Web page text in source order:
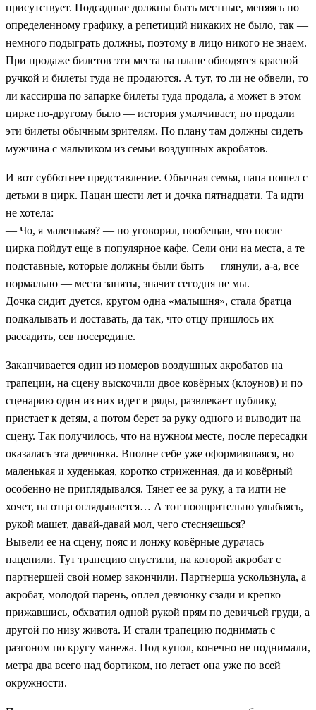
присутствует. Подсадные должны быть местные, меняясь по
определенному графику, а репетиций никаких не было, так —
немного подыграть должны, поэтому в лицо никого не знаем.
При продаже билетов эти места на плане обводятся красной
ручкой и билеты туда не продаются. А тут, то ли не обвели, то
ли кассирша по запарке билеты туда продала, а может в этом
цирке по-другому было — история умалчивает, но продали
эти билеты обычным зрителям. По плану там должны сидеть
мужчина с мальчиком из семьи воздушных акробатов.
И вот субботнее представление. Обычная семья, папа пошел с
детьми в цирк. Пацан шести лет и дочка пятнадцати. Та идти
не хотела:
— Чо, я маленькая? — но уговорил, пообещав, что после
цирка пойдут еще в популярное кафе. Сели они на места, а те
подставные, которые должны были быть — глянули, а-а, все
нормально — места заняты, значит сегодня не мы.
Дочка сидит дуется, кругом одна «малышня», стала братца
подкалывать и доставать, да так, что отцу пришлось их
рассадить, сев посередине.
Заканчивается один из номеров воздушных акробатов на
трапеции, на сцену выскочили двое ковёрных (клоунов) и по
сценарию один из них идет в ряды, развлекает публику,
пристает к детям, а потом берет за руку одного и выводит на
сцену. Так получилось, что на нужном месте, после пересадки
оказалась эта девчонка. Вполне себе уже оформившаяся, но
маленькая и худенькая, коротко стриженная, да и ковёрный
особенно не приглядывался. Тянет ее за руку, а та идти не
хочет, на отца оглядывается… А тот поощрительно улыбаясь,
рукой машет, давай-давай мол, чего стесняешься?
Вывели ее на сцену, пояс и лонжу ковёрные дурачась
нацепили. Тут трапецию спустили, на которой акробат с
партнершей свой номер закончили. Партнерша ускользнула, а
акробат, молодой парень, оплел девчонку сзади и крепко
прижавшись, обхватил одной рукой прям по девичьей груди, а
другой по низу живота. И стали трапецию поднимать с
разгоном по кругу манежа. Под купол, конечно не поднимали,
метра два всего над бортиком, но летает она уже по всей
окружности.